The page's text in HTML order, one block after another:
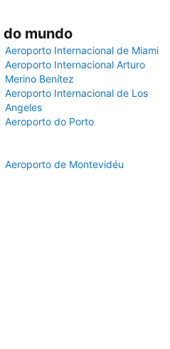
mundo
Aeroporto Internacional de Miami
Aeroporto Internacional Arturo
Merino Benítez
Aeroporto Internacional de Los
Angeles
Aeroporto do Porto
Aeroporto de Montevidéu